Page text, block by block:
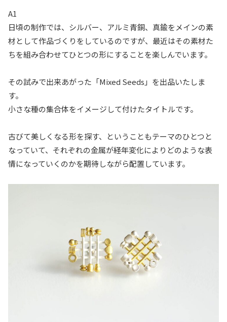
A1
日頃の制作では、シルバー、アルミ青銅、真鍮をメインの素
材として作品づくりをしているのですが、最近はその素材た
ちを組み合わせてひとつの形にすることを楽しんでいます。
その試みで出来あがった「Mixed Seeds」を出品いたしま
す。
小さな種の集合体をイメージして付けたタイトルです。
古びて美しくなる形を探す、ということもテーマのひとつと
なっていて、それぞれの金属が経年変化によりどのような表
情になっていくのかを期待しながら配置しています。